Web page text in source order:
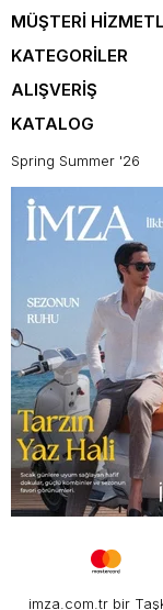
MÜŞTERİ
KATEGORİLER
ALIŞVERİŞ
KATALOG
Spring Summer '26
imza.com.tr bir